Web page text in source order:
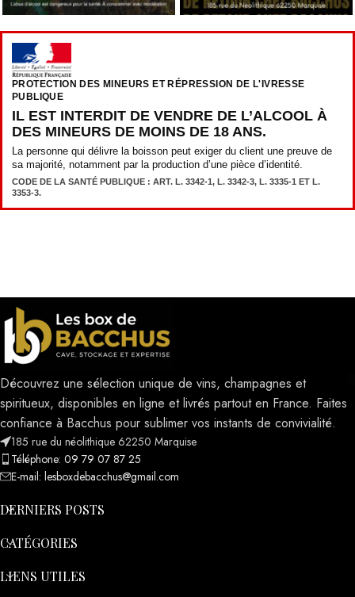
PROTECTION DES MINEURS ET RÉPRESSION DE L'IVRESSE
PUBLIQUE
IL EST INTERDIT DE VENDRE DE L’ALCOOL À
DES MINEURS DE MOINS DE 18 ANS.
La personne qui délivre la boisson peut exiger du client une preuve de
sa majorité, notamment par la production d’une pièce d’identité.
CODE DE LA SANTÉ PUBLIQUE : ART. L. 3342-1, L. 3342-3, L. 3335-1 ET L.
3353-3.
Découvrez une sélection unique de vins, champagnes et
spiritueux, disponibles en ligne et livrés partout en France. Faites
confiance à Bacchus pour sublimer vos instants de convivialité.
185 rue du néolithique 62250 Marquise
Téléphone: 09 79 07 87 25
E-mail: lesboxdebacchus@gmail.com
DERNIERS POSTS
CATÉGORIES
LIENS UTILES